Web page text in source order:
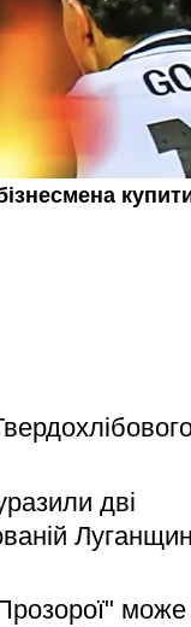
дві
може